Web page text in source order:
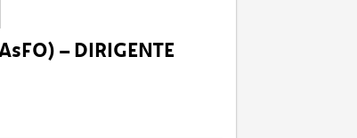
– DIRIGENTE